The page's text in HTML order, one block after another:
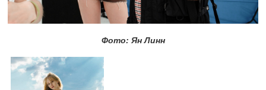
Фото: Ян Линн